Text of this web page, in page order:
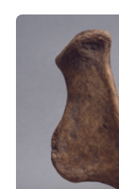
erzeugt durch
Schlote einen
Miriam Christina
Johannes
Team haben am
solche Tremore
nicht nur